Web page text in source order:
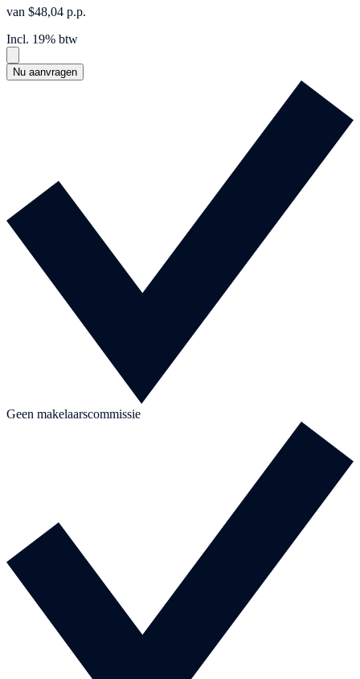
van $48,04 p.p.
Incl. 19% btw
Nu aanvragen
Geen makelaarscommissie